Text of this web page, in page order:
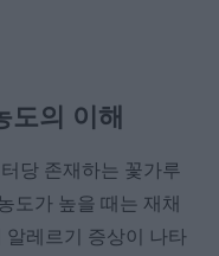
도의 이해
당 존재하는 꽃가루
도가 높을 때는 재채
알레르기 증상이 나타